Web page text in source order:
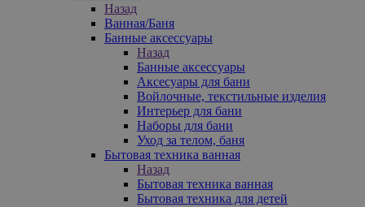
Назад
Ванная/Баня
Банные аксессуары
Назад
Банные аксессуары
Аксесуары для бани
Войлочные, текстильные изделия
Интерьер для бани
Наборы для бани
Уход за телом, баня
Бытовая техника ванная
Назад
Бытовая техника ванная
Бытовая техника для детей